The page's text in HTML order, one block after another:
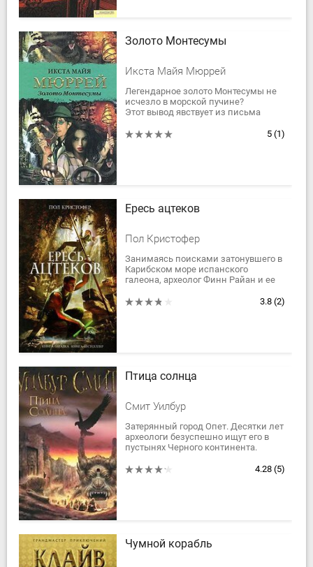
Золото Монтесумы
Икста Майя Мюррей
Легендарное золото Монтесумы не
исчезло в морской пучине?
Этот вывод явствует из письма
племяннику - великому герцогу
5 (1)
Ересь ацтеков
Пол Кристофер
Занимаясь поисками затонувшего в
Карибском море испанского
галеона, археолог Финн Райан и ее
находят свидетельство об
3.8 (2)
Птица солнца
Смит Уилбур
Затерянный город Опет. Десятки лет
археологи безуспешно ищут его в
пустынях Черного континента.
что Опет - всего лишь легенда. Но
4.28 (5)
Чумной корабль